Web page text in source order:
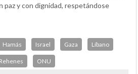
paz y con dignidad, respetándose
Hamás Israel Gaza Líbano
Rehenes ONU